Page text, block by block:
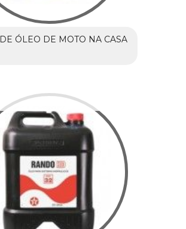
ÓLEO DE MOTO NA CASA